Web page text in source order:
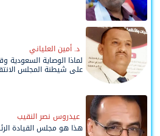
د. أمين العلياني
لماذا الوصاية السعودية
على شيطنة المجلس
عيدروس نصر النقيب
هذا هو مجلس القيادة